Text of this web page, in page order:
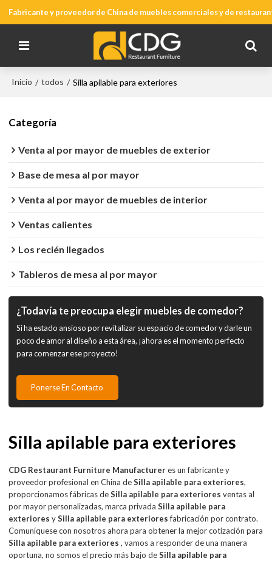
Fabricante y proveedor de China de muebles comerciales y de
Inicio / todos / Silla apilable para exteriores
Categoría
Venta al por mayor de muebles de exterior
Base de mesa al por mayor
Venta al por mayor de muebles de interior
Ventas calientes
Los recién llegados
Tableros de mesa al por mayor
¿Todavía te preocupa elegir muebles de comedor?
Si ha estado ansioso por revitalizar su espacio de comedor y darle un
poco de amor al diseño a esta área, ¡ahora es el momento perfecto
para comenzar ese proyecto!
Ponerse En Contacto
Silla apilable para exteriores
CDG Restaurant Furniture Manufactureres un fabricante y
proveedor profesional en China deSilla apilable para exteriores,
proporcionamos fábricas deSilla apilable para exteriores ventas al
por mayor personalizadas, marca privadaSilla apilable para
exteriores ySilla apilable para exterioresfabricación por contrato.
Comuníquese con nosotros ahora para obtener la mejor cotización para
Silla apilable para exteriores , vamos a responder de una manera
oportuna, no somos el precio más bajo deSilla apilable para